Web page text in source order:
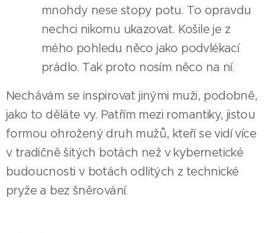
mnohdy nese stopy potu. To opravdu
nechci nikomu ukazovat. Košile je z
mého pohledu něco jako podvlékací
prádlo. Tak proto nosím něco na ní.
Nechávám se inspirovat jinými muži, podobně,
jako to děláte vy. Patřím mezi romantiky, jistou
formou ohrožený druh mužů, kteří se vidí více
v tradičně šitých botách než v kybernetické
budoucnosti v botách odlitých z technické
pryže a bez šněrování.